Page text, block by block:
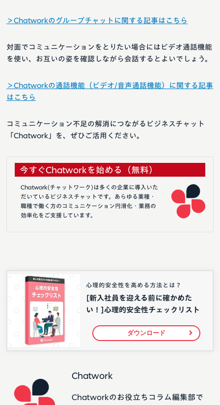
＞Chatworkのグループチャットに関する記事はこちら
対面でコミュニケーションをとりたい場合にはビデオ通話機能
を使い、お互いの姿を確認しながら会話するとよいでしょう。
＞Chatworkの通話機能（ビデオ/音声通話機能）に関する記事
はこちら
コミュニケーション不足の解消につながるビジネスチャット
「Chatwork」を、ぜひご活用ください。
今すぐChatworkを始める（無料）
Chatwork(チャットワーク)は多くの企業に導入いた
だいているビジネスチャットです。あらゆる業種・
職種で働く方のコミュニケーション円滑化・業務の
効率化をご支援しています。
心理的安全性を高める方法とは？
[新入社員を迎える前に確かめた
い！]心理的安全性チェックリスト
ダウンロード
Chatwork
Chatworkのお役立ちコラム編集部で